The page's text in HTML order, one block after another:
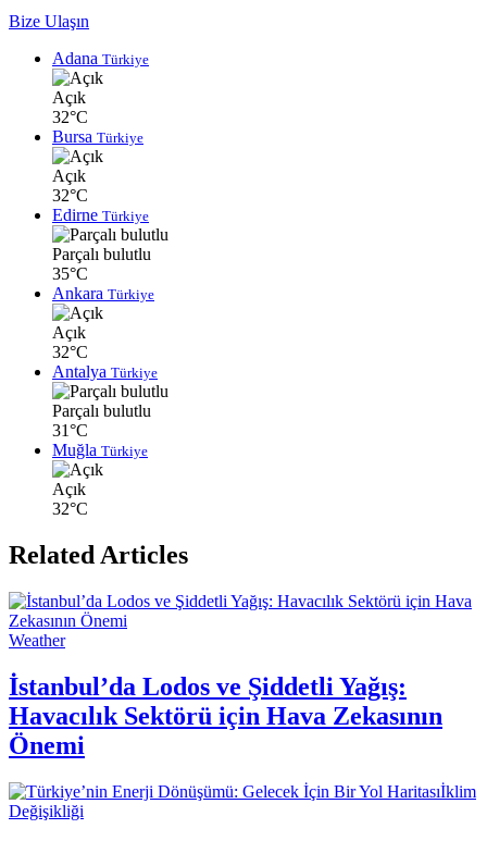
Bize Ulaşın
Adana Türkiye
Açık
32°C
Bursa Türkiye
Açık
32°C
Edirne Türkiye
Parçalı bulutlu
35°C
Ankara Türkiye
Açık
32°C
Antalya Türkiye
Parçalı bulutlu
31°C
Muğla Türkiye
Açık
32°C
Related Articles
Weather
İstanbul’da Lodos ve Şiddetli Yağış:
Havacılık Sektörü için Hava Zekasının
Önemi
İklim
Değişikliği